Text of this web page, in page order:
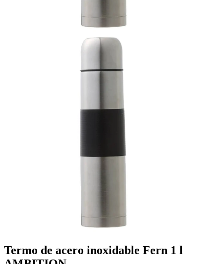
Termo de acero inoxidable Fern 1 l